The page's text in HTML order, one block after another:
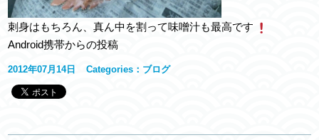
刺身はもちろん、真ん中を割って味噌汁も最高です
Android携帯からの投稿
2012年07月14日 Categories： ブログ